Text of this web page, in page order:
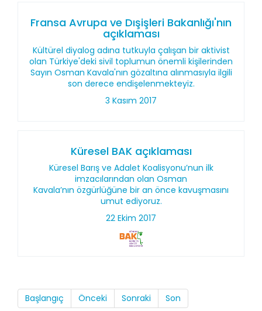
Fransa Avrupa ve Dışişleri Bakanlığı'nın
açıklaması
Kültürel diyalog adına tutkuyla çalışan bir aktivist
olan Türkiye'deki sivil toplumun önemli kişilerinden
Sayın Osman Kavala'nın gözaltına alınmasıyla ilgili
son derece endişelenmekteyiz.
3 Kasım 2017
Küresel BAK açıklaması
Küresel Barış ve Adalet Koalisyonu’nun ilk
imzacılarından olan Osman
Kavala’nın özgürlüğüne bir an önce kavuşmasını
umut ediyoruz.
22 Ekim 2017
Başlangıç Önceki Sonraki Son